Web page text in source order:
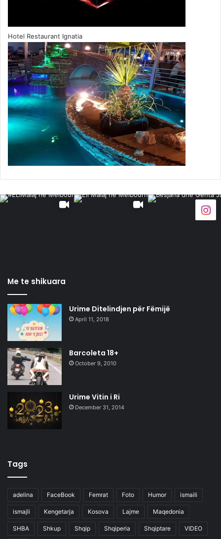
Hotel Restaurant Ignatia
Me te shikuara
Urime Ditelindjen për Fëmijë
April 11, 2018
Barcoleta 18+
October 9, 2010
Urime Vitin i Ri
December 31, 2014
Tags
adelina FaceBook Femrat Foto Humor ismaili
ismajli Kengetarja Kosova Lajme Maqedonia
SHBA Shkup Shqip Shqiperia Shqiptare VIDEO